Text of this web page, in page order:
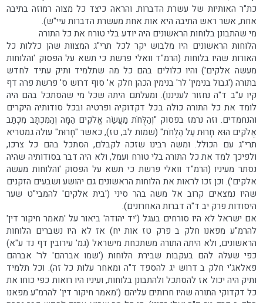
כת"ר האותיות של עשרת הדברות. והראה כיצד כל מצוה רמוזה בתיבה
אחת, אשר ראש התיבה היא אות אחת מעשרת הדברות עיי"ש).
מי שהתבונן בלוחות הראשונים היה יודע בלי טורח את כל התורה
הלוחות הראשונים היו מלבוש יקר לכל תרי"ג המצוות שהן כללות כל
האורות שהיו בלוחות (הרמ"ד וואלי פרשת כי תשא על הפסוק 'והלוחות
מעשה אלקים') והיו כלולים בהם כל מה שתלמיד ותיק עתיד לחדש
בתורה ('גבול בנימין' לר' בנימין הכהן חלק א' סוף דרוש ס' פרשת פרה דף
קיו ע"ב ד"ה נחזור לעניננו). ומעלתם היתה שכל מי שהסתכל בהם היה
לומד את כל התורה כולה בכל דקדוקיה ופרטיה ובכל סודותיה היקרים
והנחמדים. וזה נרמז בפסוק "וְהַלֻּחֹת מַעֲשֵׂה אֱלֹקִים הֵמָּה וְהַמִּכְתָּב מִכְתַּב
אֱלֹקִים הוּא חָרוּת עַל הַלֻּחֹת" (שמות לב, טז), כאשר "חָרוּת" עולה גמטריא
תרי"ג עם הכולל. ומשה רבינו שזכה לקבלם, הסתכל בהם כל צרכו,
ולפיכך למד את כל התורה בלי טורח ועמל, ולא היה דבר בסודותיה שהיה
נסתר מעיניו (הרמ"ד וואלי פרשת כי תשא על הפסוק 'והלוחות מעשה
אלקים'). וכן זכו לראות את הלוחות הראשונים גם יהושע ושבעים הזקנים
שהיו נמצאים קרוב אל משה בהר סיני ('בית אלקים' להמבי"ט שער
היסודות פרק יב ד"ה דברות האחרונים).
אם ישראל לא היו סורחים בעגל ('יד יהודה' ביאור על 'מאמר חיקור דין'
להרמ"ע מפאנו חלק ב פרק טז אות יח) אז לא היו נשברים הלוחות
הראשונים, ולא היתה התורה משתכחת מישראל (גמ' עירובין דף נד ע"א)
כפי שעלה להם בעקבות שבירת הלוחות ('שמו אברהם' לר' אברהם
פאלאג'י חלק ב דרוש יג להספד ד"ה ומאחר עלות כל זה). וכל תלמיד
ותיק היה יכול אז להסתכל ולהתבונן בלוחות, ועיניו היו רואות כפי כוחו את
כל דקדוקי התורה שהיו חרותים עליהם ('מאמר חיקור דין' להרמ"ע מפאנו